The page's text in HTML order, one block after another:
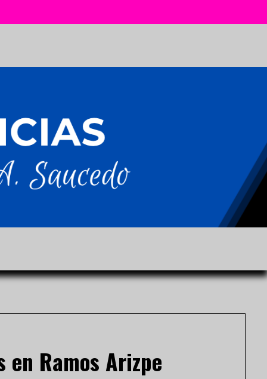
Ramos Arizpe